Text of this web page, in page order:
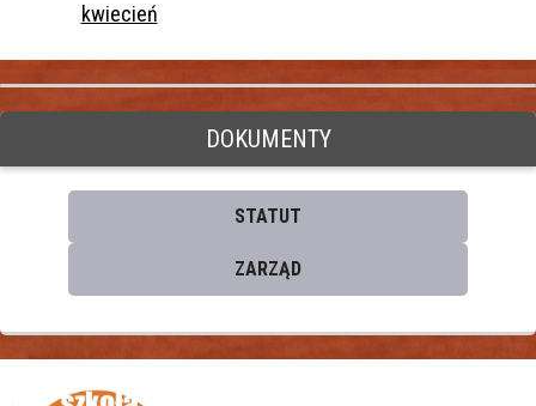
kwiecień
DOKUMENTY
STATUT
ZARZĄD